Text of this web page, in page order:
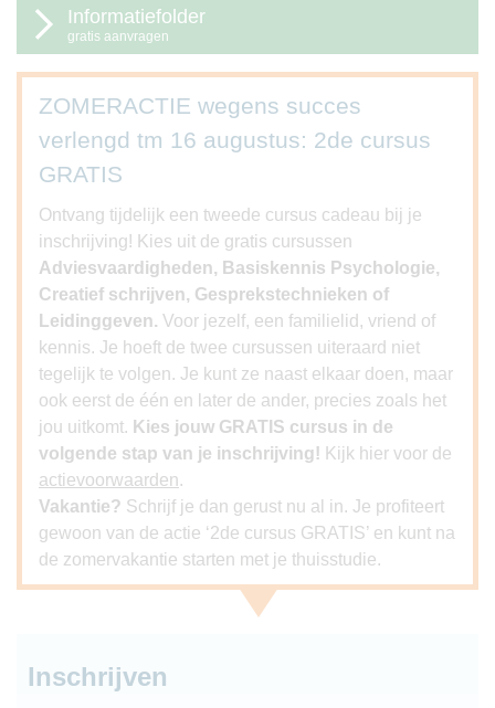
Informatiefolder
gratis aanvragen
ZOMERACTIE wegens succes
verlengd tm 16 augustus: 2de cursus
GRATIS
Ontvang tijdelijk een tweede cursus cadeau bij je
inschrijving! Kies uit de gratis cursussen
Adviesvaardigheden, Basiskennis Psychologie,
Creatief schrijven, Gesprekstechnieken of
Leidinggeven. Voor jezelf, een familielid, vriend of
kennis. Je hoeft de twee cursussen uiteraard niet
tegelijk te volgen. Je kunt ze naast elkaar doen, maar
ook eerst de één en later de ander, precies zoals het
jou uitkomt. Kies jouw GRATIS cursus in de
volgende stap van je inschrijving! Kijk hier voor de
actievoorwaarden.
Vakantie? Schrijf je dan gerust nu al in. Je profiteert
gewoon van de actie ‘2de cursus GRATIS’ en kunt na
de zomervakantie starten met je thuisstudie.
Inschrijven